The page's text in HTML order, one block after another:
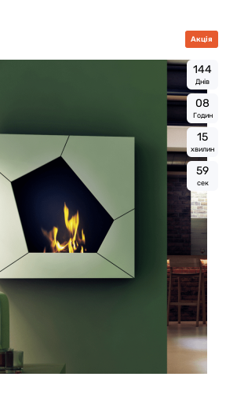
Акція
144
Днів
08
Годин
15
хвилин
58
сек